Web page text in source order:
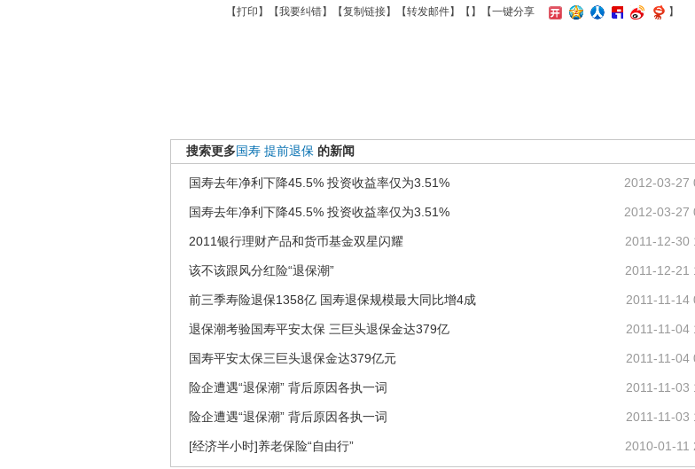
【打印 】【我要纠错】【复制链接】【转发邮件】【 】 【一键分享 】
搜索更多国寿 提前退保 的新闻
2012-03-27
国寿去年净利下降45.5% 投资收益率仅为3.51%
2012-03-27
国寿去年净利下降45.5% 投资收益率仅为3.51%
2011-12-30
2011银行理财产品和货币基金双星闪耀
2011-12-21
该不该跟风分红险“退保潮”
2011-11-14
前三季寿险退保1358亿 国寿退保规模最大同比增4成
2011-11-04
退保潮考验国寿平安太保 三巨头退保金达379亿
2011-11-04
国寿平安太保三巨头退保金达379亿元
2011-11-03
险企遭遇“退保潮” 背后原因各执一词
2011-11-03
险企遭遇“退保潮” 背后原因各执一词
2010-01-11
[经济半小时]养老保险“自由行”